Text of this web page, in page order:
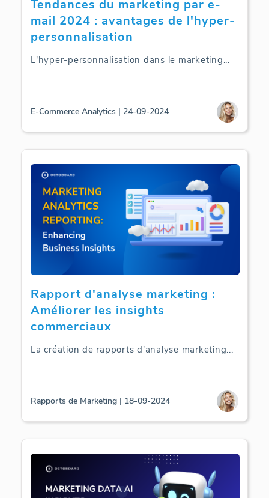
Tendances du marketing par e-
mail 2024 : avantages de l'hyper-
personnalisation
L'hyper-personnalisation dans le marketing...
E-Commerce Analytics | 24-09-2024
Rapport d'analyse marketing :
Améliorer les insights
commerciaux
La création de rapports d'analyse marketing...
Rapports de Marketing | 18-09-2024